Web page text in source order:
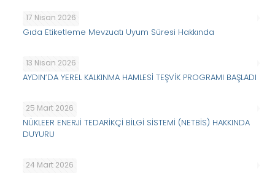
17 Nisan 2026
Gıda Etiketleme Mevzuatı Uyum Süresi Hakkında
13 Nisan 2026
AYDIN’DA YEREL KALKINMA HAMLESİ TEŞVİK PROGRAMI BAŞLADI
25 Mart 2026
NÜKLEER ENERJİ TEDARİKÇİ BİLGİ SİSTEMİ (NETBİS) HAKKINDA
DUYURU
24 Mart 2026